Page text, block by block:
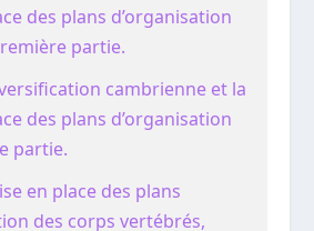
des plans d’organisation
partie.
cambrienne et la
des plans d’organisation
partie.
en place des plans
des corps vertébrés,